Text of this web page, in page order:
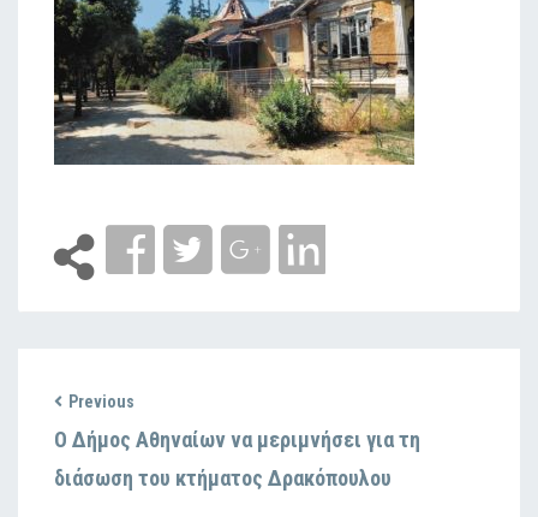
Previous
Ο Δήμος Αθηναίων να μεριμνήσει για τη
διάσωση του κτήματος Δρακόπουλου